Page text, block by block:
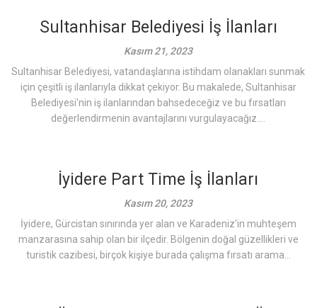
Sultanhisar Belediyesi İş İlanları
Kasım 21, 2023
Sultanhisar Belediyesi, vatandaşlarına istihdam olanakları sunmak
için çeşitli iş ilanlarıyla dikkat çekiyor. Bu makalede, Sultanhisar
Belediyesi'nin iş ilanlarından bahsedeceğiz ve bu fırsatları
değerlendirmenin avantajlarını vurgulayacağız....
İyidere Part Time İş İlanları
Kasım 20, 2023
İyidere, Gürcistan sınırında yer alan ve Karadeniz'in muhteşem
manzarasına sahip olan bir ilçedir. Bölgenin doğal güzellikleri ve
turistik cazibesi, birçok kişiye burada çalışma fırsatı arama...